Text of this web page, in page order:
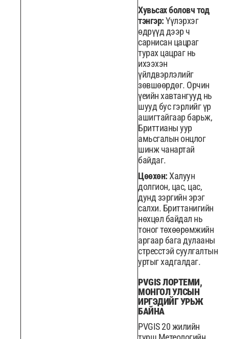
Хувьсах боловч тод
тэнгэр:Үүлэрхэг
өдрүүд дээр ч
сарнисан цацраг
турах цацраг нь
ихээхэн
үйлдвэрлэлийг
зөвшөөрдөг. Орчин
үеийн хавтангууд нь
шууд бус гэрлийг үр
ашигтайгаар барьж,
Бриттианы уур
амьсгалын онцлог
шинж чанартай
байдаг.
Цөөхөн: Халуун
долгион, цас, цас,
дунд зэргийн эрэг
салхи. Бриттанигийн
нөхцөл байдал нь
тоног төхөөрөмжийн
аргаар бага дулааны
стресстэй суулгалтын
уртыг хадгалдаг.
PVGIS ЛОРТЕМИ,
МОНГОЛ УЛСЫН
ИРГЭДИЙГ УРЬЖ
БАЙНА
PVGIS 20 жилийн